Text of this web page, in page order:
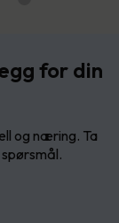
for din
og næring. Ta